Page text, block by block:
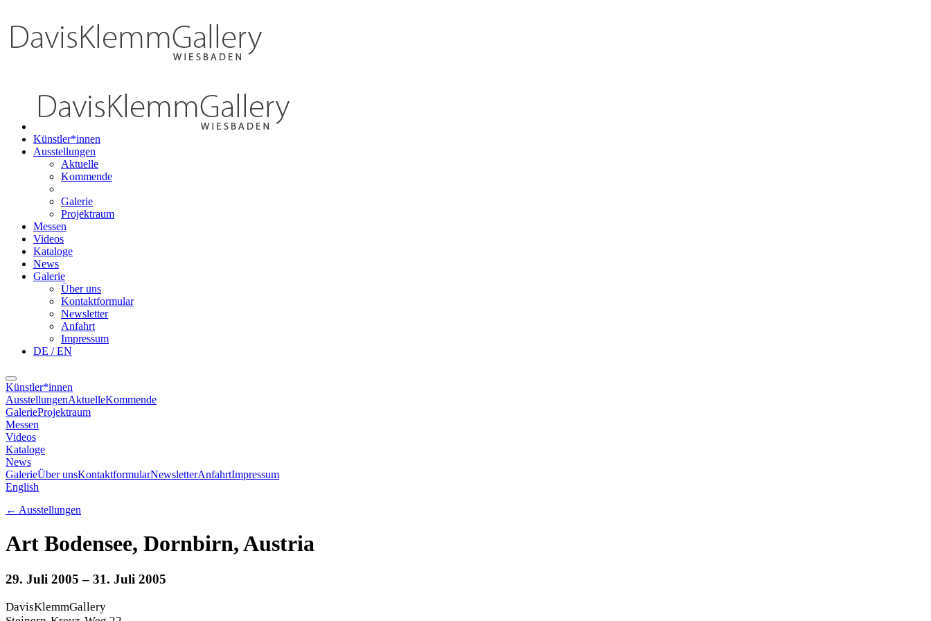
Künstler*innen
Ausstellungen
Aktuelle
Kommende
Galerie
Projektraum
Messen
Videos
Kataloge
News
Galerie
Über uns
Kontaktformular
Newsletter
Anfahrt
Impressum
DE / EN
Künstler*innen
AusstellungenAktuelleKommende
GalerieProjektraum
Messen
Videos
Kataloge
News
GalerieÜber unsKontaktformularNewsletterAnfahrtImpressum
English
← Ausstellungen
Art Bodensee, Dornbirn, Austria
29. Juli 2005 – 31. Juli 2005
DavisKlemmGallery